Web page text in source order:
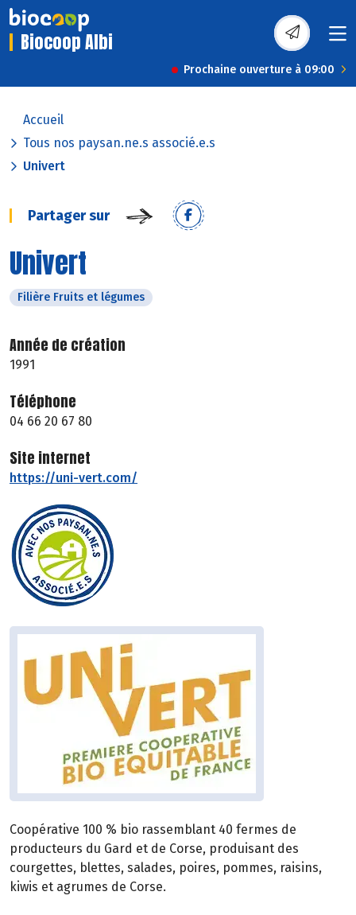
Biocoop Albi
Prochaine ouverture à 09:00
Accueil
Tous nos paysan.ne.s associé.e.s
Univert
Partager sur
Univert
Filière Fruits et légumes
Année de création
1991
Téléphone
04 66 20 67 80
Site internet
https://uni-vert.com/
Coopérative 100 % bio rassemblant 40 fermes de
producteurs du Gard et de Corse, produisant des
courgettes, blettes, salades, poires, pommes, raisins,
kiwis et agrumes de Corse.